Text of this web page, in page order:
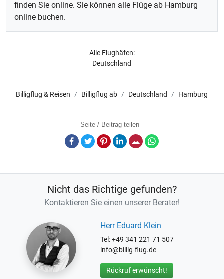
finden Sie online. Sie können alle Flüge ab Hamburg
online buchen.
Alle Flughäfen:
Deutschland
Billigflug & Reisen Billigflug ab Deutschland Hamburg
Seite / Beitrag teilen
Facebook
TwitterPinterestLinkedInE-Mail
Nicht das Richtige gefunden?
Kontaktieren Sie einen unserer Berater!
Herr Eduard Klein
Tel: +49 341 221 71 507
info@billig-flug.de
Rückruf erwünscht!